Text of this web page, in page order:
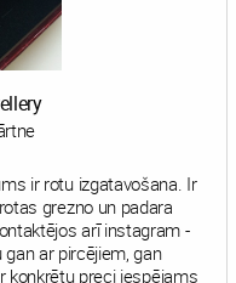
ir rotu izgatavošana. Ir
grezno un padara
arī instagram -
gan ar pircējiem, gan
konkrētu preci iespējams